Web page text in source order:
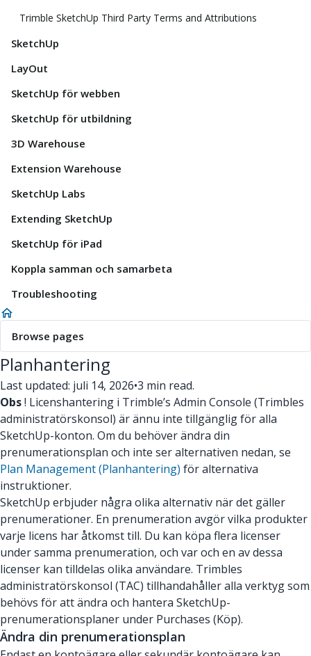
Trimble SketchUp Third Party Terms and Attributions
SketchUp
LayOut
SketchUp för webben
SketchUp för utbildning
3D Warehouse
Extension Warehouse
SketchUp Labs
Extending SketchUp
SketchUp för iPad
Koppla samman och samarbeta
Troubleshooting
Browse pages
Planhantering
Last updated: juli 14, 2026•3 min read.
Obs! Licenshantering i Trimble’s Admin Console (Trimbles
administratörskonsol) är ännu inte tillgänglig för alla
SketchUp-konton. Om du behöver ändra din
prenumerationsplan och inte ser alternativen nedan, se
Plan Management (Planhantering) för alternativa
instruktioner.
SketchUp erbjuder några olika alternativ när det gäller
prenumerationer. En prenumeration avgör vilka produkter
varje licens har åtkomst till. Du kan köpa flera licenser
under samma prenumeration, och var och en av dessa
licenser kan tilldelas olika användare. Trimbles
administratörskonsol (TAC) tillhandahåller alla verktyg som
behövs för att ändra och hantera SketchUp-
prenumerationsplaner under Purchases (Köp).
Ändra din prenumerationsplan